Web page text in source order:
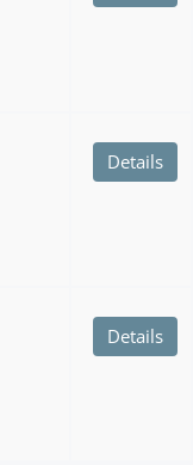
Details
Details